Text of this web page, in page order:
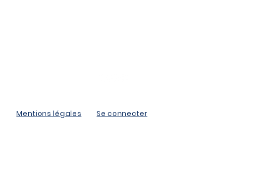
Mentions légales Se connecter